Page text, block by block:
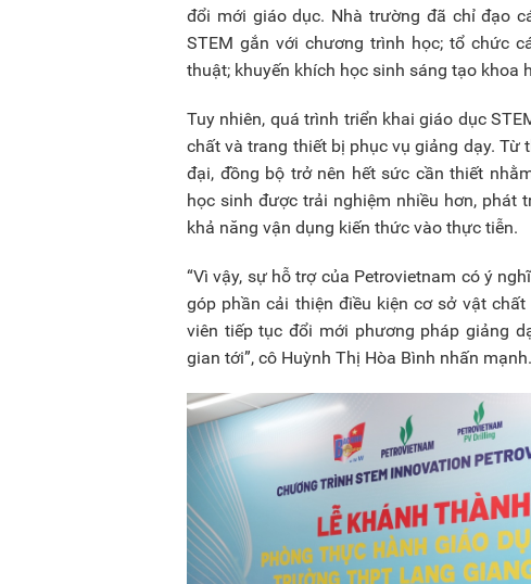
đổi mới giáo dục. Nhà trường đã chỉ đạo
STEM gắn với chương trình học; tổ chức
thuật; khuyến khích học sinh sáng tạo khoa
Tuy nhiên, quá trình triển khai giáo dục
chất và trang thiết bị phục vụ giảng dạy. Từ
đại, đồng bộ trở nên hết sức cần thiết
học sinh được trải nghiệm nhiều hơn, phát
khả năng vận dụng kiến thức vào thực tiễn.
“Vì vậy, sự hỗ trợ của Petrovietnam có ý
góp phần cải thiện điều kiện cơ sở vật
viên tiếp tục đổi mới phương pháp giảng
gian tới”, cô Huỳnh Thị Hòa Bình nhấn mạnh.